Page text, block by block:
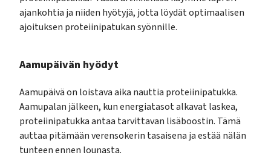
ajankohtia ja niiden hyötyjä, jotta löydät optimaalisen
ajoituksen proteiinipatukan syönnille.
Aamupäivän hyödyt
Aamupäivä on loistava aika nauttia proteiinipatukka.
Aamupalan jälkeen, kun energiatasot alkavat laskea,
proteiinipatukka antaa tarvittavan lisäboostin. Tämä
auttaa pitämään verensokerin tasaisena ja estää nälän
tunteen ennen lounasta.